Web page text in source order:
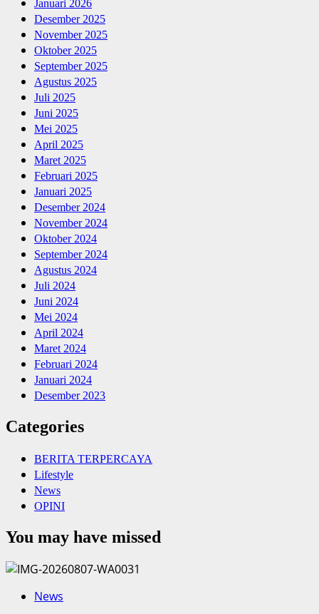
Januari 2026
Desember 2025
November 2025
Oktober 2025
September 2025
Agustus 2025
Juli 2025
Juni 2025
Mei 2025
April 2025
Maret 2025
Februari 2025
Januari 2025
Desember 2024
November 2024
Oktober 2024
September 2024
Agustus 2024
Juli 2024
Juni 2024
Mei 2024
April 2024
Maret 2024
Februari 2024
Januari 2024
Desember 2023
Categories
BERITA TERPERCAYA
Lifestyle
News
OPINI
You may have missed
News